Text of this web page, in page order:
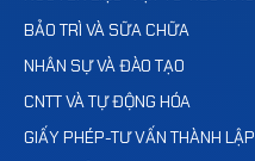
BẢO TRÌ VÀ SỮA CHỮA
NHÂN SỰ VÀ ĐÀO TẠO
CNTT VÀ TỰ ĐỘNG HÓA
GIẤY PHÉP-TƯ VẤN THÀNH LẬP